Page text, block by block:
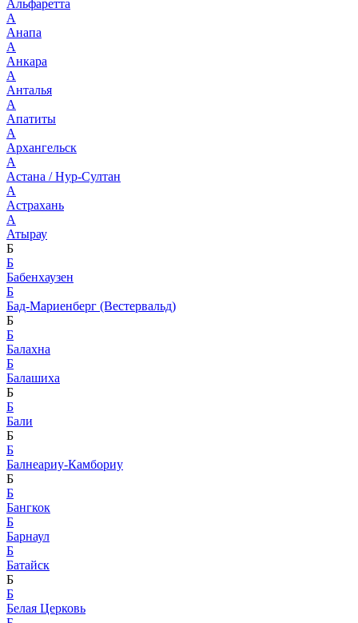
Альфаретта
А
Анапа
А
Анкара
А
Анталья
А
Апатиты
А
Архангельск
А
Астана / Нур-Султан
А
Астрахань
А
Атырау
Б
Б
Бабенхаузен
Б
Бад-Мариенберг (Вестервальд)
Б
Б
Балахна
Б
Балашиха
Б
Б
Бали
Б
Б
Балнеариу-Камбориу
Б
Б
Бангкок
Б
Барнаул
Б
Батайск
Б
Б
Белая Церковь